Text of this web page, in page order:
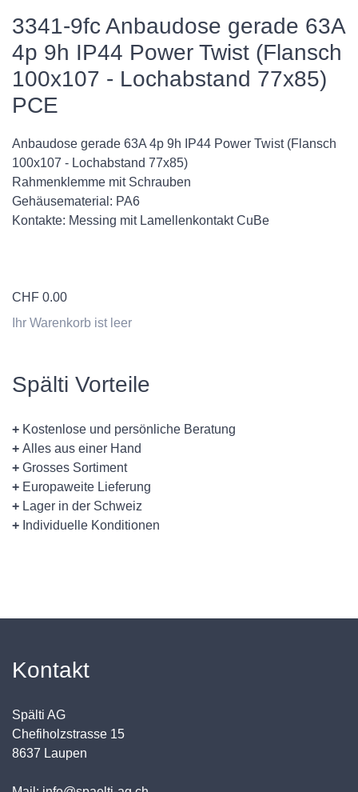
3341-9fc Anbaudose gerade 63A
4p 9h IP44 Power Twist (Flansch
100x107 - Lochabstand 77x85)
PCE
Anbaudose gerade 63A 4p 9h IP44 Power Twist (Flansch
100x107 - Lochabstand 77x85)
Rahmenklemme mit Schrauben
Gehäusematerial: PA6
Kontakte: Messing mit Lamellenkontakt CuBe
CHF 0.00
Ihr Warenkorb ist leer
Spälti Vorteile
+ Kostenlose und persönliche Beratung
+ Alles aus einer Hand
+ Grosses Sortiment
+ Europaweite Lieferung
+ Lager in der Schweiz
+ Individuelle Konditionen
Kontakt
Spälti AG
Chefiholzstrasse 15
8637 Laupen